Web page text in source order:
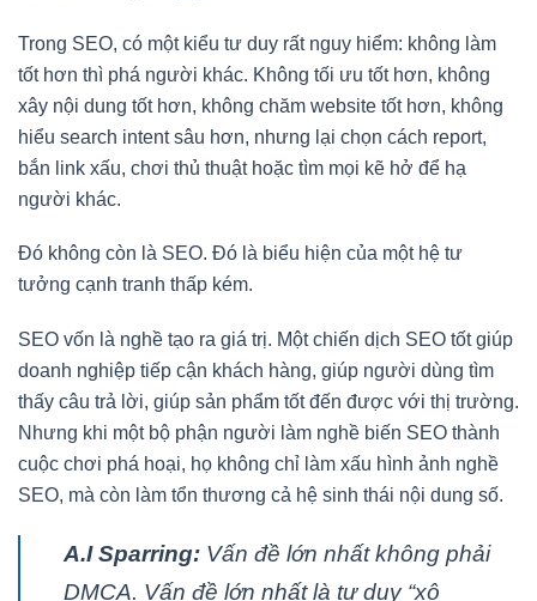
Trong SEO, có một kiểu tư duy rất nguy hiểm: không làm
tốt hơn thì phá người khác. Không tối ưu tốt hơn, không
xây nội dung tốt hơn, không chăm website tốt hơn, không
hiểu search intent sâu hơn, nhưng lại chọn cách report,
bắn link xấu, chơi thủ thuật hoặc tìm mọi kẽ hở để hạ
người khác.
Đó không còn là SEO. Đó là biểu hiện của một hệ tư
tưởng cạnh tranh thấp kém.
SEO vốn là nghề tạo ra giá trị. Một chiến dịch SEO tốt giúp
doanh nghiệp tiếp cận khách hàng, giúp người dùng tìm
thấy câu trả lời, giúp sản phẩm tốt đến được với thị trường.
Nhưng khi một bộ phận người làm nghề biến SEO thành
cuộc chơi phá hoại, họ không chỉ làm xấu hình ảnh nghề
SEO, mà còn làm tổn thương cả hệ sinh thái nội dung số.
A.I Sparring:Vấn đề lớn nhất không phải
DMCA. Vấn đề lớn nhất là tư duy “xô